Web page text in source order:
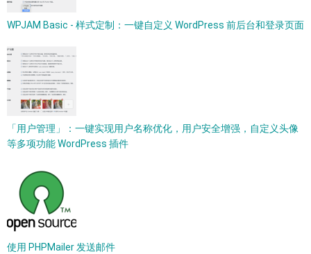
WPJAM Basic - 样式定制：一键自定义 WordPress 前后台和登录页面
「用户管理」：一键实现用户名称优化，用户安全增强，自定义头像
等多项功能 WordPress 插件
使用 PHPMailer 发送邮件